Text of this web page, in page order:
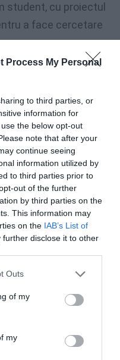
Process My Personal
to third parties, or
information for
the below opt-out
note that after your
continue seeing
information utilized by
to third parties prior to
out of the further
by third parties on the
This information may
on the IAB’s List of
further disclose it to other
Outs
of my
my
student, cu proiectul
a face cercetare
aproape zece ani.
s-au deschis
domenii.
cel academic. Am
fie cea mai importantă
italo-române.
şi trebuie să ţinem
vorbim de români în